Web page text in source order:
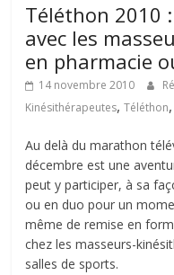
Téléthon 2010
avec les
en pharmacie
14 novembre 2010
Kinésithérapeutes,Téléthon
Au delà du marathon
décembre est une
peut y participer, à sa
ou en duo pour un
même de remise en
chez les masseurs-
salles de sports.